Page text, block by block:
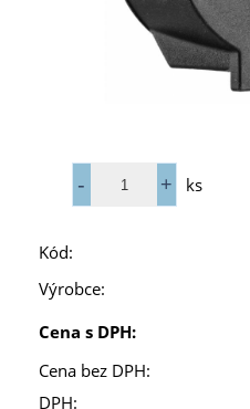
ks
Kód:
Výrobce:
Cena s DPH:
Cena bez DPH:
DPH: